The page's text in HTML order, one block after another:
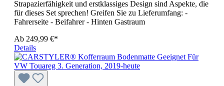
Strapazierfähigkeit und erstklassiges Design sind Aspekte, die
für dieses Set sprechen! Greifen Sie zu Lieferumfang: -
Fahrerseite - Beifahrer - Hinten Gastraum
Ab 249,99 €*
Details